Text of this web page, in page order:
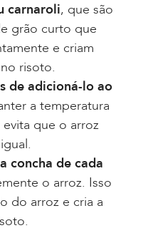
carnaroli, que são
grão curto que
e criam
risoto.
de adicioná-lo ao
a temperatura
que o arroz
concha de cada
o arroz. Isso
do arroz e cria a